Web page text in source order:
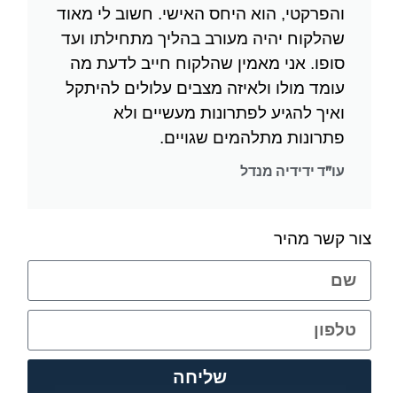
והפרקטי, הוא היחס האישי. חשוב לי מאוד
שהלקוח יהיה מעורב בהליך מתחילתו ועד
סופו. אני מאמין שהלקוח חייב לדעת מה
עומד מולו ולאיזה מצבים עלולים להיתקל
ואיך להגיע לפתרונות מעשיים ולא
פתרונות מתלהמים שגויים.
עו"ד ידידיה מנדל
צור קשר מהיר
שליחה